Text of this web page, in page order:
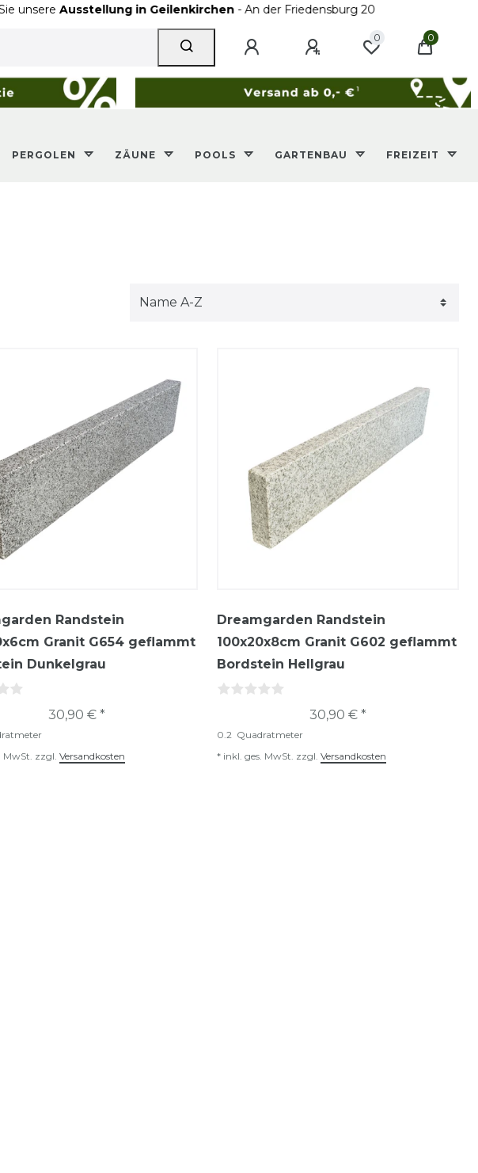
Ausstellung in Geilenkirchen- An der Friedensburg 20
0 0
PERGOLEN ZÄUNE POOLS GARTENBAU FREIZEIT
Randstein
Granit G654 geflammt
Dunkelgrau
30,90 € *
MwSt. zzgl. Versandkosten
Dreamgarden Randstein
100x20x8cm Granit G602 geflammt
Bordstein Hellgrau
30,90 € *
0.2 Quadratmeter
* inkl. ges. MwSt. zzgl. Versandkosten